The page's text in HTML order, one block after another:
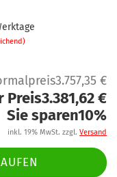
€
Preis3.381,62 €
Sie sparen10%
inkl. 19% MwSt. zzgl. Versand